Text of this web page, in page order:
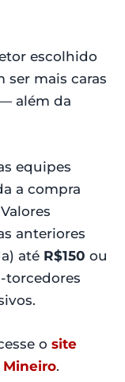
escolhido
mais caras
além da
equipes
a compra
anteriores
até R$150 ou
torcedores
o site
.